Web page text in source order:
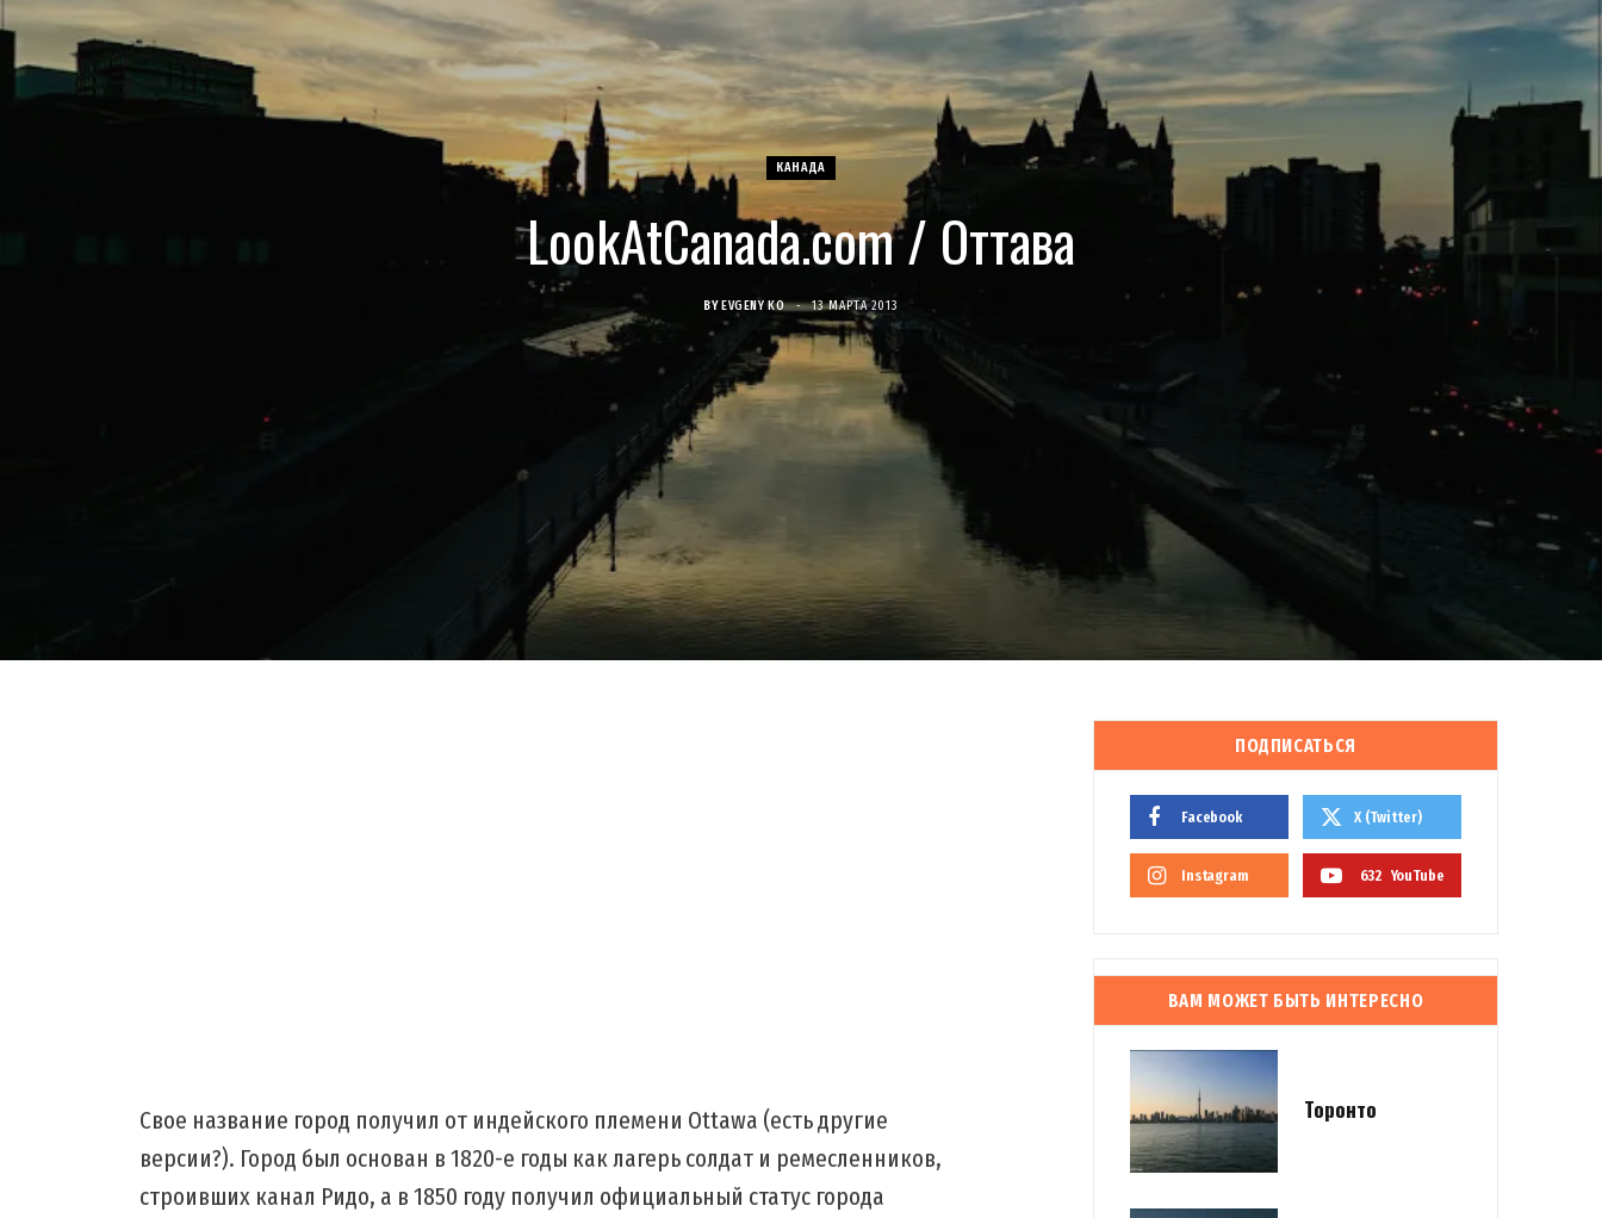
m
t
r
КАНАДА
LookAtCanada.com / Оттава
BY EVGENY KO 13 МАРТА 2013
Свое название город получил от индейского племени Ottawa (есть другие
версии?). Город был основан в 1820-е годы как лагерь солдат и ремесленников,
строивших канал Ридо, а в 1850 году получил официальный статус города
ПОДПИСАТЬСЯ
Facebook X (Twitter)
Instagram 632 YouTube
ВАМ МОЖЕТ БЫТЬ ИНТЕРЕСНО
Торонто